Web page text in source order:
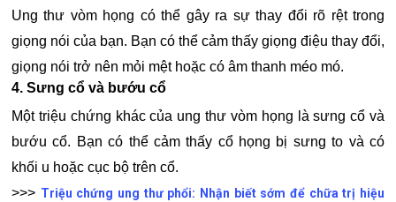
Ung thư vòm họng có thể gây ra sự thay đổi rõ rệt trong
giọng nói của bạn. Bạn có thể cảm thấy giọng điệu thay đổi,
giọng nói trở nên mỏi mệt hoặc có âm thanh méo mó.
4. Sưng cổ và bướu cổ
Một triệu chứng khác của ung thư vòm họng là sưng cổ và
bướu cổ. Bạn có thể cảm thấy cổ họng bị sưng to và có
khối u hoặc cục bộ trên cổ.
>>> Triệu chứng ung thư phổi: Nhận biết sớm để chữa trị hiệu